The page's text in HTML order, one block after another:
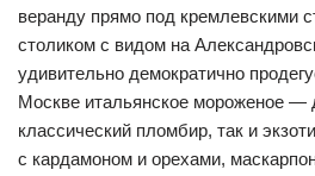
веранду прямо под кремлевскими
столиком с видом на
удивительно демократично
Москве итальянское мороженое —
классический пломбир, так и
с кардамоном и орехами,